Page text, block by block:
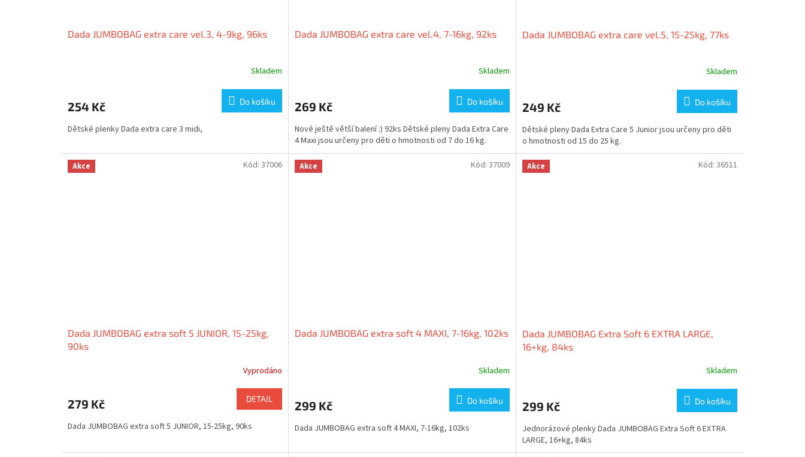
Dada JUMBOBAG extra care vel.3, 4-9kg, 96ks
Skladem
254 Kč Do košíku
Dětské plenky Dada extra care 3 midi,
Dada JUMBOBAG extra care vel.4, 7-16kg, 92ks
Skladem
269 Kč Do košíku
Nové ještě větší balení :) 92ks Dětské pleny Dada Extra Care
4 Maxi jsou určeny pro děti o hmotnosti od 7 do 16 kg.
Dada JUMBOBAG extra care vel.5, 15-25kg, 77ks
Skladem
249 Kč Do košíku
Dětské pleny Dada Extra Care 5 Junior jsou určeny pro děti
o hmotnosti od 15 do 25 kg.
Akce
Dada JUMBOBAG extra soft 5 JUNIOR, 15-25kg,
90ks
Vyprodáno
279 Kč DETAIL
Dada JUMBOBAG extra soft 5 JUNIOR, 15-25kg, 90ks
Kód:37006 Akce
Dada JUMBOBAG extra soft 4 MAXI, 7-16kg, 102ks
Skladem
299 Kč Do košíku
Dada JUMBOBAG extra soft 4 MAXI, 7-16kg, 102ks
Kód: 37009 Akce
Dada JUMBOBAG Extra Soft 6 EXTRA LARGE,
16+kg, 84ks
Skladem
299 Kč Do košíku
Jednorázové plenky Dada JUMBOBAG Extra Soft 6 EXTRA
LARGE, 16+kg, 84ks
Kód: 36511